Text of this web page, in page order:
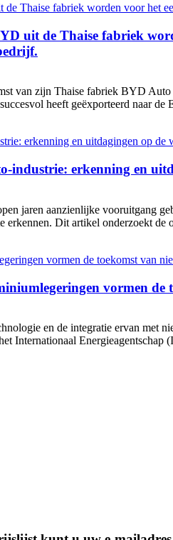
uit de Thaise fabriek
van zijn Thaise fabriek BYD
heeft geëxporteerd naar
industrie: erkenning en
jaren aanzienlijke vooruitgang
Dit artikel onderzoekt de
vormen de
en de integratie ervan met
Internationaal